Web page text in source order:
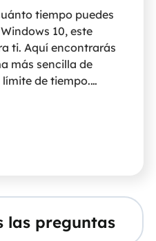
tiempo puedes
10, este
ti. Aquí encontrarás
más sencilla de
de tiempo.
las preguntas